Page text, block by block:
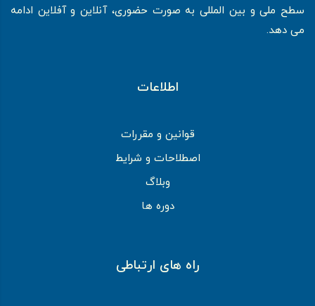
سطح ملی و بین المللی به صورت حضوری، آنلاین و آفلاین ادامه
می دهد.
اطلاعات
قوانین و مقررات
اصطلاحات و شرایط
وبلاگ
دوره ها
راه های ارتباطی